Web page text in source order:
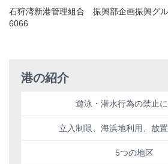
石狩湾新港管理組合 振興部企画振興グ
6066
港の紹介
遊泳・潜水行為の禁止
立入制限、海浜地利用、放
5つの地区